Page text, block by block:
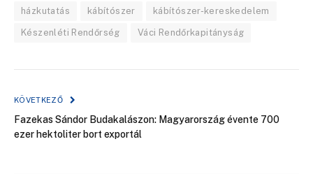
házkutatás kábítószer kábítószer-kereskedelem
Készenléti Rendőrség Váci Rendőrkapitányság
KÖVETKEZŐ
Fazekas Sándor Budakalászon: Magyarország évente 700
ezer hektoliter bort exportál